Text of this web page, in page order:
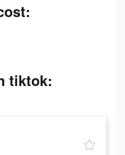
tiktok: